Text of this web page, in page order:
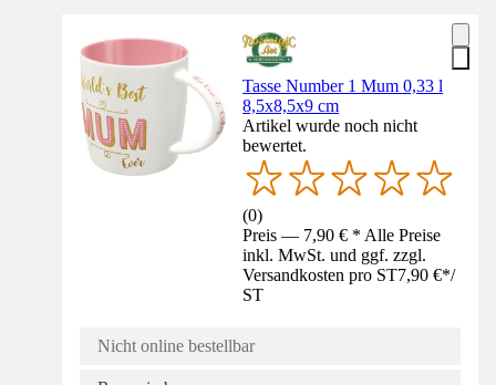
Tasse Number 1 Mum 0,33 l
8,5x8,5x9 cm
Artikel wurde noch nicht
bewertet.
(0)
Preis — 7,90 € * Alle Preise
inkl. MwSt. und ggf. zzgl.
Versandkosten pro ST7,90 €*/
ST
Nicht online bestellbar